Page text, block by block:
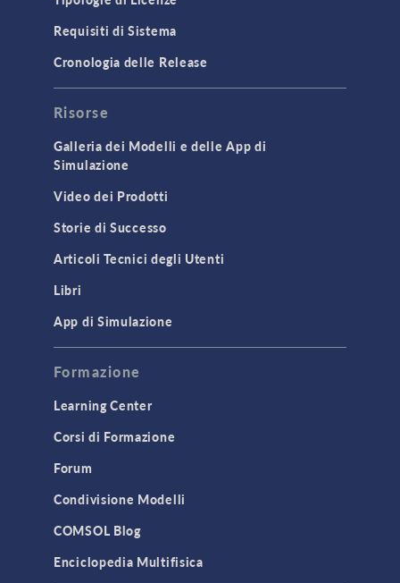
Requisiti di Sistema
Cronologia delle Release
Risorse
Galleria dei Modelli e delle App di
Simulazione
Video dei Prodotti
Storie di Successo
Articoli Tecnici degli Utenti
Libri
App di Simulazione
Formazione
Learning Center
Corsi di Formazione
Forum
Condivisione Modelli
COMSOL Blog
Enciclopedia Multifisica